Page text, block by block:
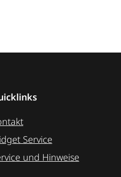
Service
und Hinweise